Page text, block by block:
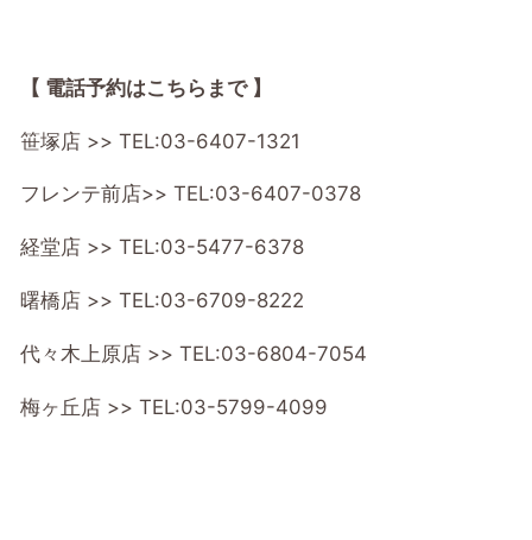
【 電話予約はこちらまで 】
笹塚店 >> TEL:03-6407-1321
フレンテ前店>> TEL:03-6407-0378
経堂店 >> TEL:03-5477-6378
曙橋店 >> TEL:03-6709-8222
代々木上原店 >> TEL:03-6804-7054
梅ヶ丘店 >> TEL:03-5799-4099